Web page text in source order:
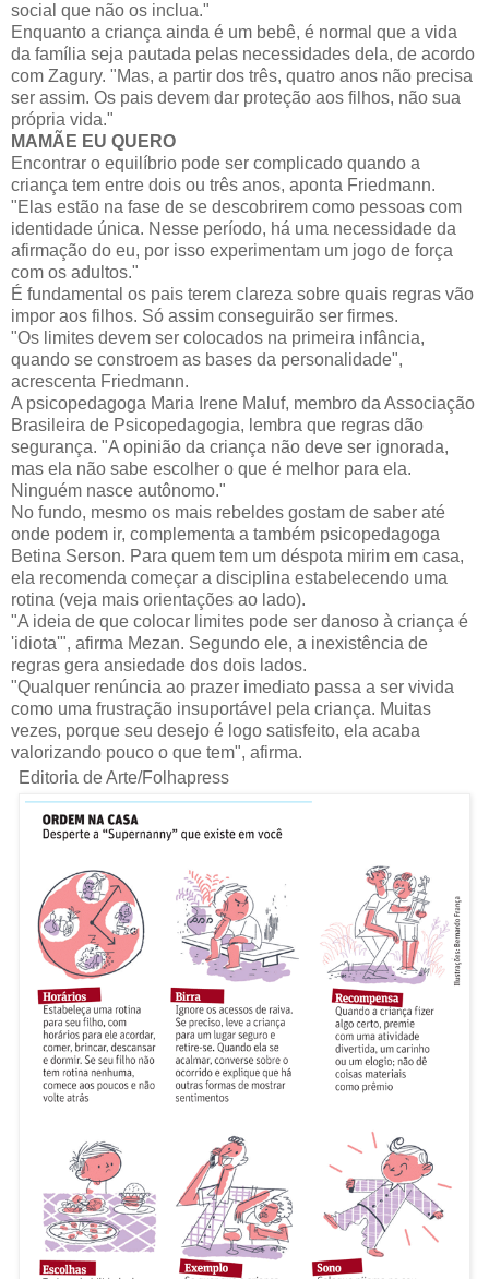
social que não os inclua."
Enquanto a criança ainda é um bebê, é normal que a vida
da família seja pautada pelas necessidades dela, de acordo
com Zagury. "Mas, a partir dos três, quatro anos não precisa
ser assim. Os pais devem dar proteção aos filhos, não sua
própria vida."
MAMÃE EU QUERO
Encontrar o equilíbrio pode ser complicado quando a
criança tem entre dois ou três anos, aponta Friedmann.
"Elas estão na fase de se descobrirem como pessoas com
identidade única. Nesse período, há uma necessidade da
afirmação do eu, por isso experimentam um jogo de força
com os adultos."
É fundamental os pais terem clareza sobre quais regras vão
impor aos filhos. Só assim conseguirão ser firmes.
"Os limites devem ser colocados na primeira infância,
quando se constroem as bases da personalidade",
acrescenta Friedmann.
A psicopedagoga Maria Irene Maluf, membro da Associação
Brasileira de Psicopedagogia, lembra que regras dão
segurança. "A opinião da criança não deve ser ignorada,
mas ela não sabe escolher o que é melhor para ela.
Ninguém nasce autônomo."
No fundo, mesmo os mais rebeldes gostam de saber até
onde podem ir, complementa a também psicopedagoga
Betina Serson. Para quem tem um déspota mirim em casa,
ela recomenda começar a disciplina estabelecendo uma
rotina (veja mais orientações ao lado).
"A ideia de que colocar limites pode ser danoso à criança é
'idiota'", afirma Mezan. Segundo ele, a inexistência de
regras gera ansiedade dos dois lados.
"Qualquer renúncia ao prazer imediato passa a ser vivida
como uma frustração insuportável pela criança. Muitas
vezes, porque seu desejo é logo satisfeito, ela acaba
valorizando pouco o que tem", afirma.
Editoria de Arte/Folhapress